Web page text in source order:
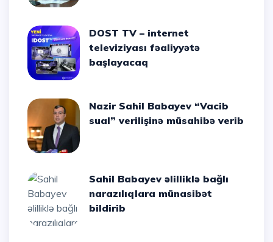
DOST TV – internet
televiziyası fəaliyyətə
başlayacaq
Nazir Sahil Babayev “Vacib
sual” verilişinə müsahibə verib
Sahil Babayev əlilliklə bağlı
narazılıqlara münasibət
bildirib